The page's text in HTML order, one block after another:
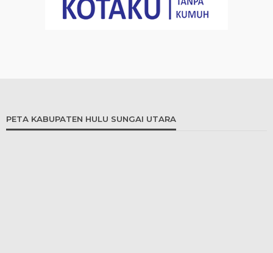
PETA KABUPATEN HULU SUNGAI UTARA